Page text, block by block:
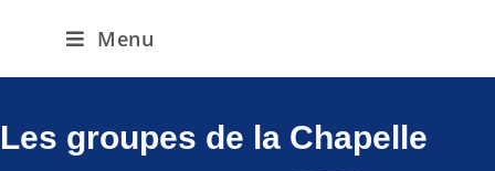
Menu
Les groupes de la Chapelle